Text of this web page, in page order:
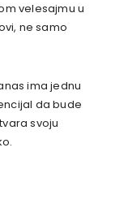
velesajmu u
ne samo
ima jednu
da bude
svoju